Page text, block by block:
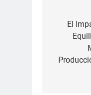
El